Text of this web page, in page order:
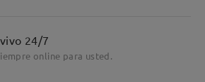
24/7
online para usted.